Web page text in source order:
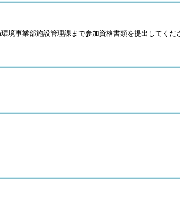
境事業部施設管理課まで参加資格書類を提出してくだ